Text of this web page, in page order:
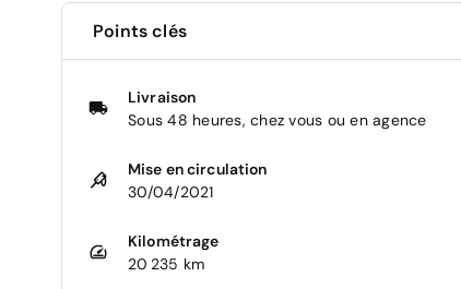
Points clés
Livraison
Sous 48 heures, chez vous ou en agence
Mise en circulation
30/04/2021
Kilométrage
20 235 km